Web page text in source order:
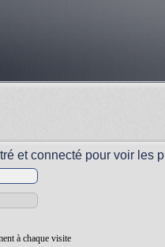
et connecté pour voir les
à chaque visite